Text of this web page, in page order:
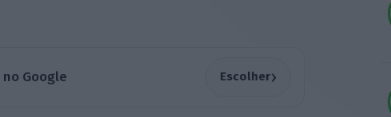
Google Escolher›